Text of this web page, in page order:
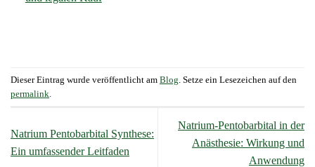
Dieser Eintrag wurde veröffentlicht am Blog. Setze ein Lesezeichen auf den
permalink.
Natrium Pentobarbital Synthese:
Ein umfassender Leitfaden
Natrium-Pentobarbital in der
Anästhesie: Wirkung und
Anwendung